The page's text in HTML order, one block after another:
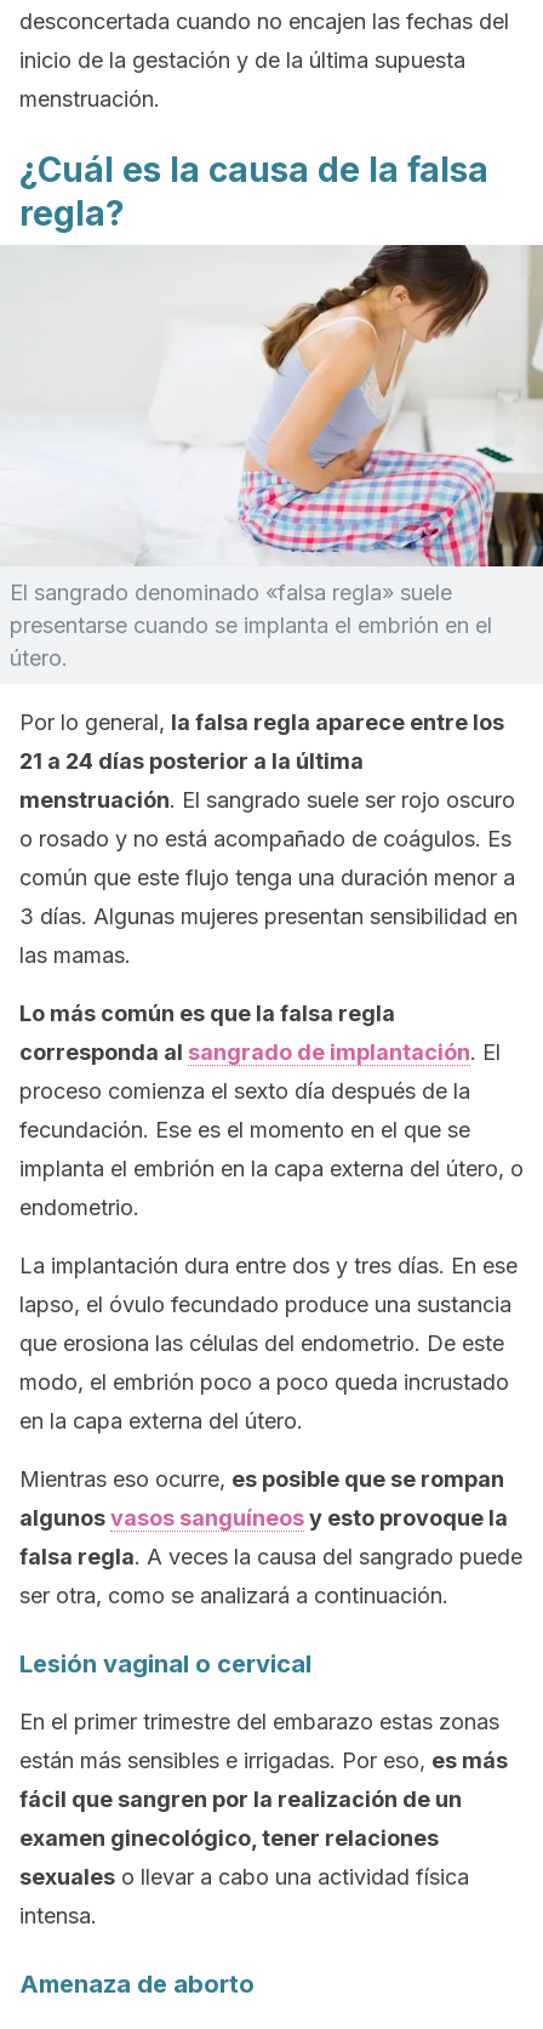
desconcertada cuando no encajen las fechas del
inicio de la gestación y de la última supuesta
menstruación.
¿Cuál es la causa de la falsa
regla?
El sangrado denominado «falsa regla» suele
presentarse cuando se implanta el embrión en el
útero.
Por lo general, la falsa regla aparece entre los
21 a 24 días posterior a la última
menstruación. El sangrado suele ser rojo oscuro
o rosado y no está acompañado de coágulos. Es
común que este flujo tenga una duración menor a
3 días. Algunas mujeres presentan sensibilidad en
las mamas.
Lo más común es que la falsa regla
corresponda al sangrado de implantación. El
proceso comienza el sexto día después de la
fecundación. Ese es el momento en el que se
implanta el embrión en la capa externa del útero, o
endometrio.
La implantación dura entre dos y tres días. En ese
lapso, el óvulo fecundado produce una sustancia
que erosiona las células del endometrio. De este
modo, el embrión poco a poco queda incrustado
en la capa externa del útero.
Mientras eso ocurre, es posible que se rompan
algunosvasos sanguíneosy esto provoque la
falsa regla. A veces la causa del sangrado puede
ser otra, como se analizará a continuación.
Lesión vaginal o cervical
En el primer trimestre del embarazo estas zonas
están más sensibles e irrigadas. Por eso, es más
fácil que sangren por la realización de un
examen ginecológico, tener relaciones
sexuales o llevar a cabo una actividad física
intensa.
Amenaza de aborto